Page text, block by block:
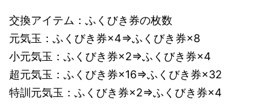
交換アイテム：ふくびき券の枚数
元気玉：ふくびき券×4⇒ふくびき券×8
小元気玉：ふくびき券×2⇒ふくびき券×4
超元気玉：ふくびき券×16⇒ふくびき券×32
特訓元気玉：ふくびき券×2⇒ふくびき券×4